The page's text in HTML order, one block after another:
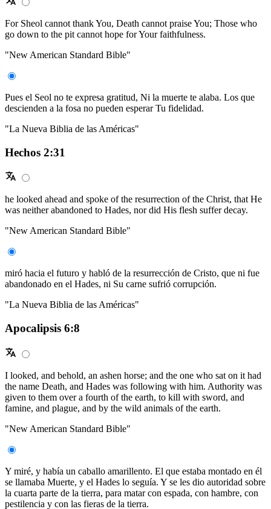
For Sheol cannot thank You, Death cannot praise You; Those who
go down to the pit cannot hope for Your faithfulness.
"New American Standard Bible"
Pues el Seol no te expresa gratitud, Ni la muerte te alaba. Los que
descienden a la fosa no pueden esperar Tu fidelidad.
"La Nueva Biblia de las Américas"
Hechos 2:31
he looked ahead and spoke of the resurrection of the Christ, that He
was neither abandoned to Hades, nor did His flesh suffer decay.
"New American Standard Bible"
miró hacia el futuro y habló de la resurrección de Cristo, que ni fue
abandonado en el Hades, ni Su carne sufrió corrupción.
"La Nueva Biblia de las Américas"
Apocalipsis 6:8
I looked, and behold, an ashen horse; and the one who sat on it had
the name Death, and Hades was following with him. Authority was
given to them over a fourth of the earth, to kill with sword, and
famine, and plague, and by the wild animals of the earth.
"New American Standard Bible"
Y miré, y había un caballo amarillento. El que estaba montado en él
se llamaba Muerte, y el Hades lo seguía. Y se les dio autoridad sobre
la cuarta parte de la tierra, para matar con espada, con hambre, con
pestilencia y con las fieras de la tierra.